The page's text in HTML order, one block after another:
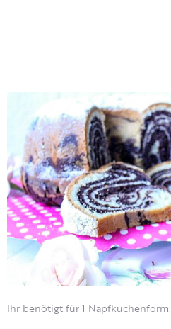
Ihr benötigt für 1 Napfkuchenform: